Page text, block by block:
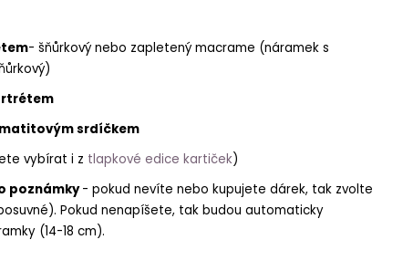
- šňůrkový nebo zapletený macrame (náramek s
srdíčkem
vybírat i z tlapkové edice kartiček)
poznámky- pokud nevíte nebo kupujete dárek, tak zvolte
Pokud nenapíšete, tak budou automaticky
(14-18 cm).